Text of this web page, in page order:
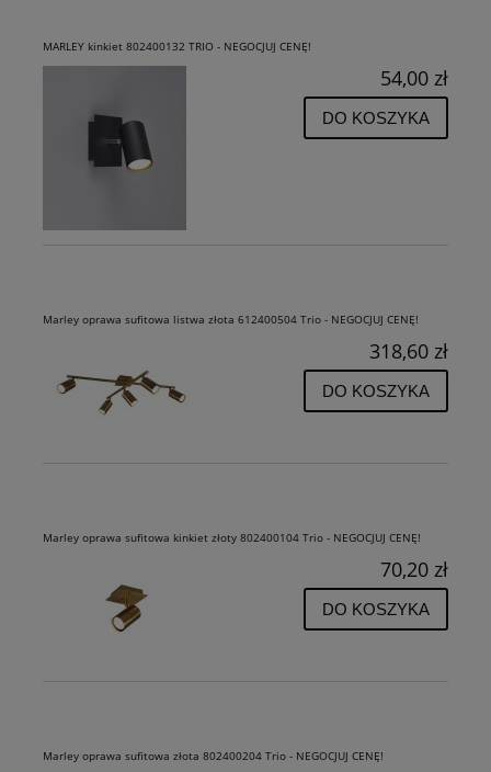
MARLEY kinkiet 802400132 TRIO - NEGOCJUJ CENĘ!
54,00 zł
DO KOSZYKA
Marley oprawa sufitowa listwa złota 612400504 Trio - NEGOCJUJ CENĘ!
318,60 zł
DO KOSZYKA
Marley oprawa sufitowa kinkiet złoty 802400104 Trio - NEGOCJUJ CENĘ!
70,20 zł
DO KOSZYKA
Marley oprawa sufitowa złota 802400204 Trio - NEGOCJUJ CENĘ!